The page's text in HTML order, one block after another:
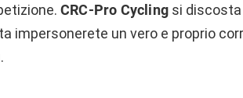
CRC-Pro Cycling si
impersonerete un vero e proprio